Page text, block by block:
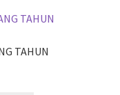
TAHUN